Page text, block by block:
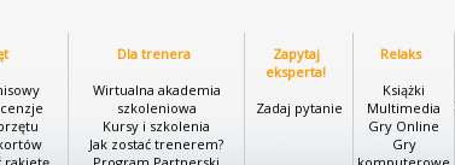
Dla trenera
Wirtualna akademia
szkoleniowa
Kursy i szkolenia
Jak zostać trenerem?
Zapytaj
eksperta!
Zadaj pytanie
Relaks
Książki
Multimedia
Gry Online
Gry